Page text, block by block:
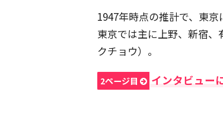
1947年時点の推計で、東
東京では主に上野、新宿
クチョウ）。
2ページ目 インタビュー